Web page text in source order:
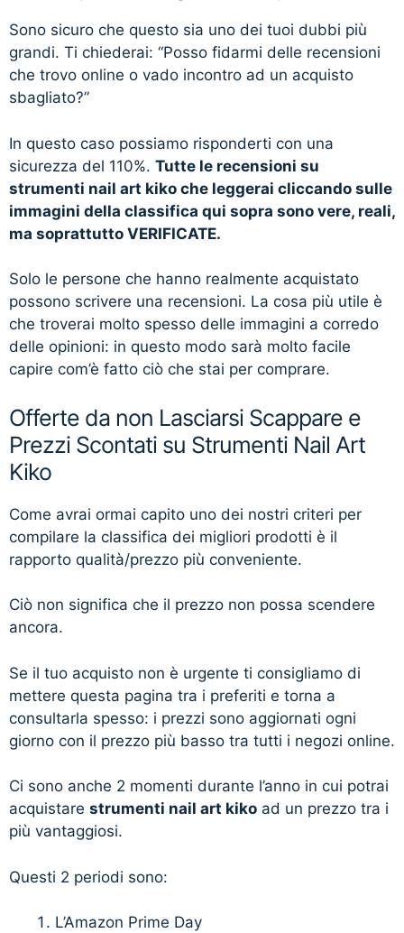
Sono sicuro che questo sia uno dei tuoi dubbi più
grandi. Ti chiederai: “Posso fidarmi delle recensioni
che trovo online o vado incontro ad un acquisto
sbagliato?”
In questo caso possiamo risponderti con una
sicurezza del 110%. Tutte le recensioni su
strumenti nail art kiko che leggerai cliccando sulle
immagini della classifica qui sopra sono vere, reali,
ma soprattutto VERIFICATE.
Solo le persone che hanno realmente acquistato
possono scrivere una recensioni. La cosa più utile è
che troverai molto spesso delle immagini a corredo
delle opinioni: in questo modo sarà molto facile
capire com’è fatto ciò che stai per comprare.
Offerte da non Lasciarsi Scappare e
Prezzi Scontati su Strumenti Nail Art
Kiko
Come avrai ormai capito uno dei nostri criteri per
compilare la classifica dei migliori prodotti è il
rapporto qualità/prezzo più conveniente.
Ciò non significa che il prezzo non possa scendere
ancora.
Se il tuo acquisto non è urgente ti consigliamo di
mettere questa pagina tra i preferiti e torna a
consultarla spesso: i prezzi sono aggiornati ogni
giorno con il prezzo più basso tra tutti i negozi online.
Ci sono anche 2 momenti durante l’anno in cui potrai
acquistare strumenti nail art kiko ad un prezzo tra i
più vantaggiosi.
Questi 2 periodi sono:
L’Amazon Prime Day